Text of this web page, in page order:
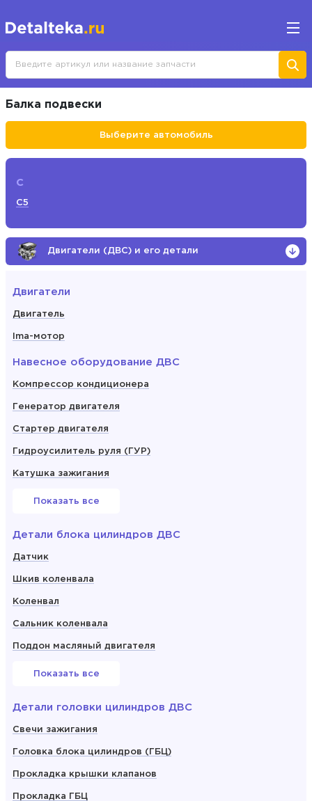
Балка подвески
Выберите автомобиль
C
C5
Двигатели (ДВС) и его детали
Двигатели
Двигатель
Ima-мотор
Навесное оборудование ДВС
Компрессор кондиционера
Генератор двигателя
Стартер двигателя
Гидроусилитель руля (ГУР)
Катушка зажигания
Показать все
Детали блока цилиндров ДВС
Датчик
Шкив коленвала
Коленвал
Сальник коленвала
Поддон масляный двигателя
Показать все
Детали головки цилиндров ДВС
Свечи зажигания
Головка блока цилиндров (ГБЦ)
Прокладка крышки клапанов
Прокладка ГБЦ